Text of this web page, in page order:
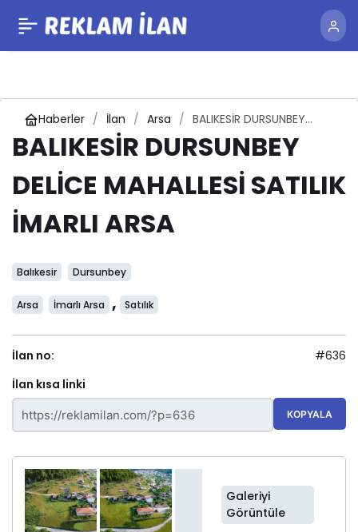
Haberler İlan Arsa
BALIKESİR DURSUNBEY
DELİCE MAHALLESİ SATILIK
İMARLI ARSA
BALIKESİR DURSUNBEY
DELİCE MAHALLESİ SATILIK
İMARLI ARSA
Balıkesir Dursunbey
Arsa İmarlı Arsa , Satılık
İlan no:
#636
İlan kısa linki
KOPYALA
Galeriyi
Görüntüle